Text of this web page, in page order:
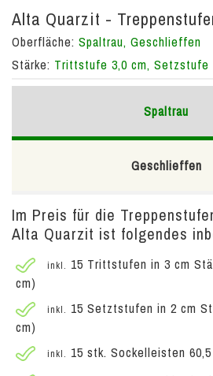
Alta Quarzit -
Oberfläche: Spaltrau, Geschlieffen
Stärke: Trittstufe 3,0 cm, Setzstufe
Spaltrau
Geschlieffen
Im Preis für die
Alta Quarzit ist folgendes
inkl. 15 Trittstufen in 3 cm
cm)
inkl. 15 Setztstufen in 2 cm
cm)
inkl. 15 stk. Sockelleisten